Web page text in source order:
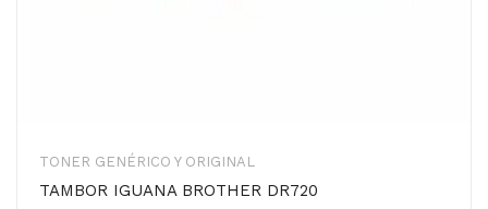
TONER GENÉRICO Y ORIGINAL
TAMBOR IGUANA BROTHER DR720